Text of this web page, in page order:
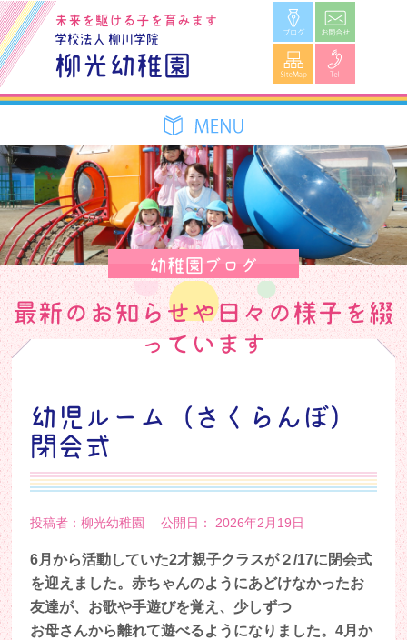
学校法人 柳川学院
柳光幼稚園
未来を駆ける子を育みます ブログ
SiteMap
幼稚園ブログ
最新のお知らせや日々の様子を綴
っています
幼児ルーム（さくらんぼ）
閉会式
投稿者：柳光幼稚園 公開日： 2026年2月19日
6月から活動していた2才親子クラスが２/17に閉会式
を迎えました。赤ちゃんのようにあどけなかったお
友達が、お歌や手遊びを覚え、少しずつ
お母さんから離れて遊べるようになりました。4月か